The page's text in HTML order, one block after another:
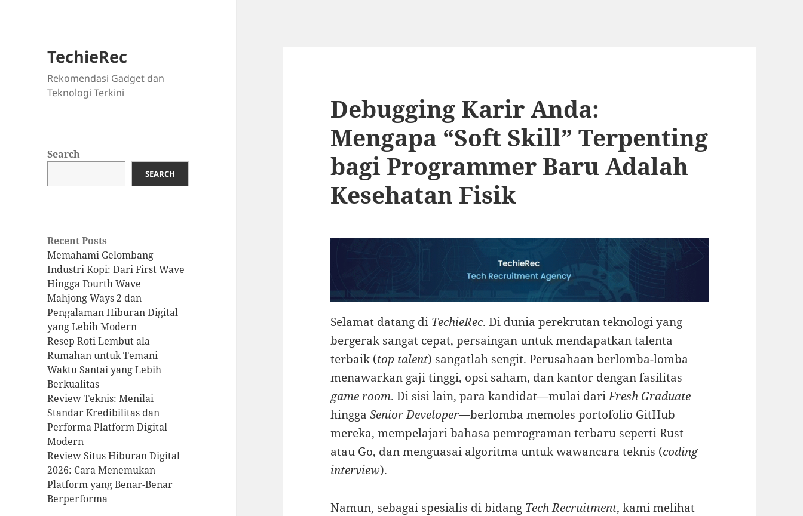
TechieRec
Rekomendasi Gadget dan
Teknologi Terkini
Search
SEARCH
Recent Posts
Memahami Gelombang
Industri Kopi: Dari First Wave
Hingga Fourth Wave
Mahjong Ways 2 dan
Pengalaman Hiburan Digital
yang Lebih Modern
Resep Roti Lembut ala
Rumahan untuk Temani
Waktu Santai yang Lebih
Berkualitas
Review Teknis: Menilai
Standar Kredibilitas dan
Performa Platform Digital
Modern
Review Situs Hiburan Digital
2026: Cara Menemukan
Platform yang Benar-Benar
Berperforma
Debugging Karir Anda:
Mengapa “Soft Skill” Terpenting
bagi Programmer Baru Adalah
Kesehatan Fisik
Selamat datang di TechieRec. Di dunia perekrutan teknologi yang
bergerak sangat cepat, persaingan untuk mendapatkan talenta
terbaik (top talent) sangatlah sengit. Perusahaan berlomba-lomba
menawarkan gaji tinggi, opsi saham, dan kantor dengan fasilitas
game room. Di sisi lain, para kandidat—mulai dariFresh Graduate
hinggaSenior Developer—berlomba memoles portofolio GitHub
mereka, mempelajari bahasa pemrograman terbaru seperti Rust
atau Go, dan menguasai algoritma untuk wawancara teknis (coding
interview).
Namun, sebagai spesialis di bidang Tech Recruitment, kami melihat